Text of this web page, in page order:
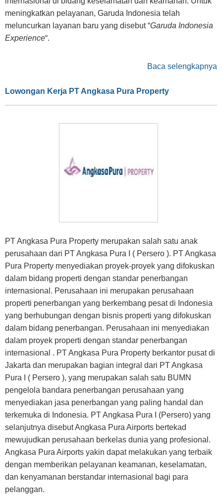
meningkatkan pelayanan, Garuda Indonesia telah
meluncurkan layanan baru yang disebut “Garuda Indonesia
Experience“.
Baca selengkapnya
Lowongan Kerja PT Angkasa Pura Property
PT Angkasa Pura Property merupakan salah satu anak
perusahaan dari PT Angkasa Pura I ( Persero ). PT Angkasa
Pura Property menyediakan proyek-proyek yang difokuskan
dalam bidang properti dengan standar penerbangan
internasional. Perusahaan ini merupakan perusahaan
properti penerbangan yang berkembang pesat di Indonesia
yang berhubungan dengan bisnis properti yang difokuskan
dalam bidang penerbangan. Perusahaan ini menyediakan
dalam proyek properti dengan standar penerbangan
internasional . PT Angkasa Pura Property berkantor pusat di
Jakarta dan merupakan bagian integral dari PT Angkasa
Pura I ( Persero ), yang merupakan salah satu BUMN
pengelola bandara penerbangan perusahaan yang
menyediakan jasa penerbangan yang paling handal dan
terkemuka di Indonesia. PT Angkasa Pura I (Persero) yang
selanjutnya disebut Angkasa Pura Airports bertekad
mewujudkan perusahaan berkelas dunia yang profesional.
Angkasa Pura Airports yakin dapat melakukan yang terbaik
dengan memberikan pelayanan keamanan, keselamatan,
dan kenyamanan berstandar internasional bagi para
pelanggan.